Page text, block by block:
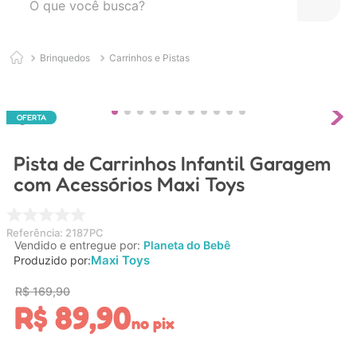
Brinquedos Carrinhos e Pistas
OFERTA
Pista de Carrinhos Infantil Garagem
com Acessórios Maxi Toys
Referência: 2187PC
Vendido e entregue por: Planeta do Bebê
Produzido por:Maxi Toys
R$ 169,90
R$ 89,90no pix
1 º
carro
3º
5º
chupeta
7º
carrinho bebe
8º
mamadeira
9º
brinquedo banho
10º carro eletrico